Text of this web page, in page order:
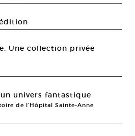
Une collection privée
univers fantastique
de l’Hôpital Sainte-Anne